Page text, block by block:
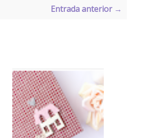
Entrada anterior →